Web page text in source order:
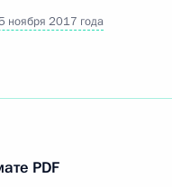
года
ноября 2017 года
PDF